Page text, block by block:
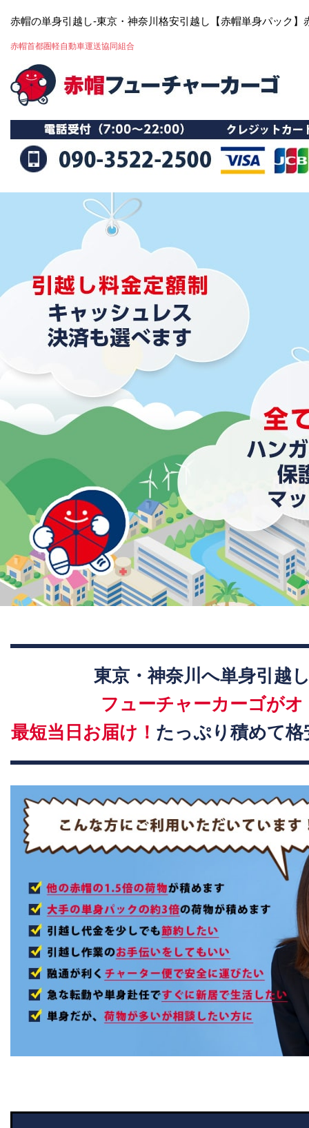
赤帽の単身引越し-東京・神奈川格安引越し【赤帽単身パック】
赤帽首都圏軽自動車運送協同組合
東京・神奈川へ単身引越
フューチャーカーゴがオ
最短当日お届け！ たっぷり積めて